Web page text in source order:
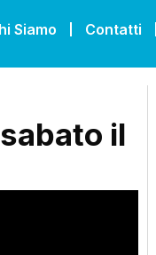
Siamo Contatti
il